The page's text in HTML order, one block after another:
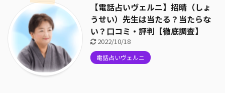
【電話占いヴェルニ】招晴（しょ
うせい）先生は当たる？当たらな
い？口コミ・評判【徹底調査】
2022/10/18
電話占いヴェルニ